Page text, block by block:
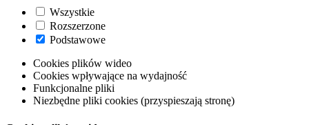
Wszystkie
Rozszerzone
Podstawowe
Cookies plików wideo
Cookies wpływające na wydajność
Funkcjonalne pliki
Niezbędne pliki cookies (przyspieszają stronę)